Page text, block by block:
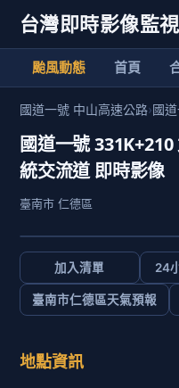
台灣即時影像監
颱風動態 首頁
國道一號 中山高速公路›國
國道一號
統交流道 即時影像
臺南市 仁德區
加入清單 24
臺南市仁德區天氣預報
地點資訊